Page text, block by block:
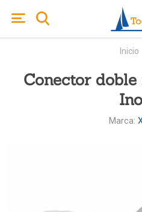
Inicio
Conector
Marca: